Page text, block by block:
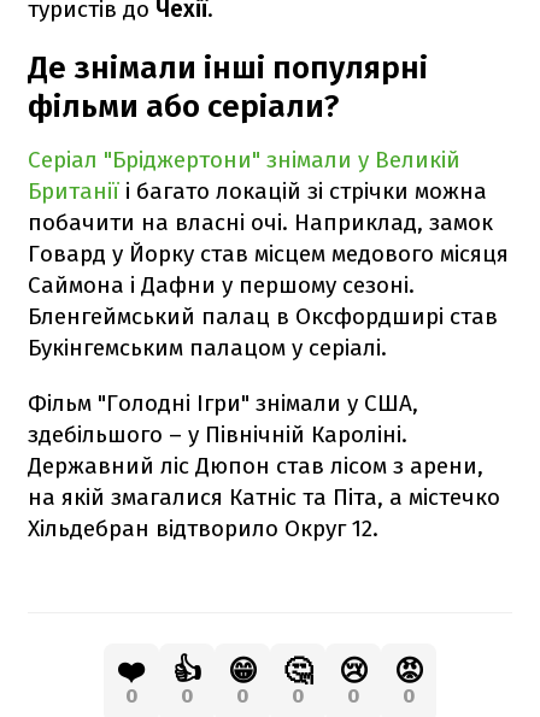
туристів до Чехії.
Де знімали інші популярні
фільми або серіали?
Серіал "Бріджертони" знімали у Великій
Британії і багато локацій зі стрічки можна
побачити на власні очі. Наприклад, замок
Говард у Йорку став місцем медового місяця
Саймона і Дафни у першому сезоні.
Бленгеймський палац в Оксфордширі став
Букінгемським палацом у серіалі.
Фільм "Голодні Ігри" знімали у США,
здебільшого – у Північній Кароліні.
Державний ліс Дюпон став лісом з арени,
на якій змагалися Катніс та Піта, а містечко
Хільдебран відтворило Округ 12.
❤️
0
👍
0
😁
0
🤔
0
😢
0
😡
0